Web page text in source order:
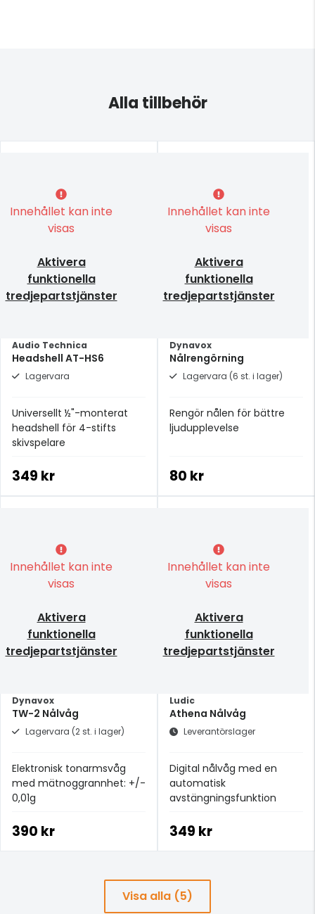
Alla tillbehör
Innehållet kan inte
visas
Aktivera
funktionella
tredjepartstjänster
Audio Technica
Headshell AT-HS6
Lagervara
Universellt ½"-monterat
headshell för 4-stifts
skivspelare
349 kr
Innehållet kan inte
visas
Aktivera
funktionella
tredjepartstjänster
Dynavox
Nålrengörning
Lagervara (6 st. i lager)
Rengör nålen för bättre
ljudupplevelse
80 kr
Innehållet kan inte
visas
Aktivera
funktionella
tredjepartstjänster
Dynavox
TW-2 Nålvåg
Lagervara (2 st. i lager)
Elektronisk tonarmsvåg
med mätnoggrannhet: +/-
0,01g
390 kr
Innehållet kan inte
visas
Aktivera
funktionella
tredjepartstjänster
Ludic
Athena Nålvåg
Leverantörslager
Digital nålvåg med en
automatisk
avstängningsfunktion
349 kr
Visa alla (5)